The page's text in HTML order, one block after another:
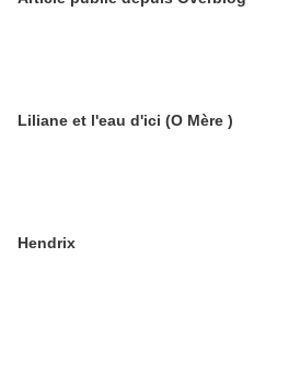
Liliane et l'eau d'ici (O Mère )
Hendrix